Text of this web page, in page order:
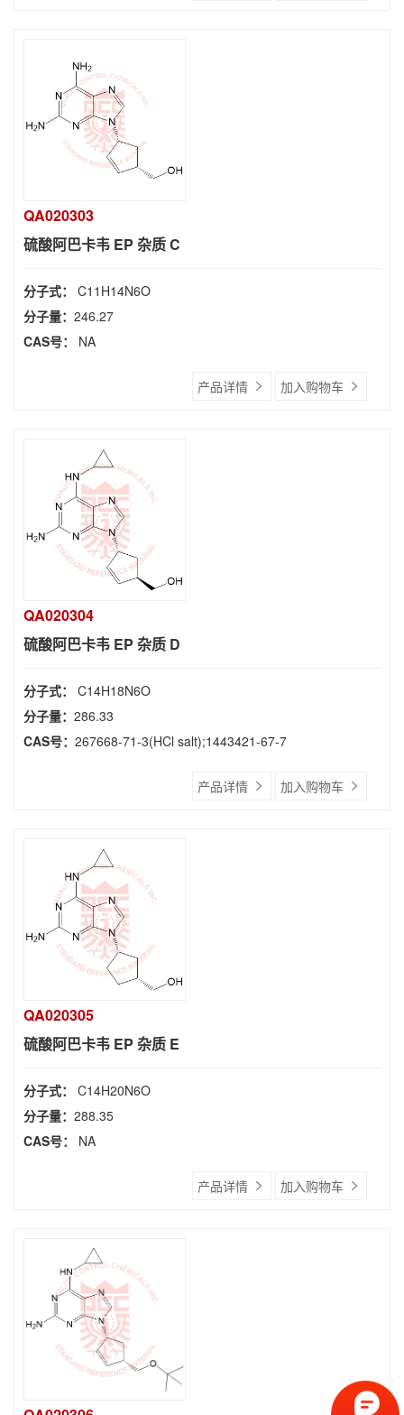
QA020303
硫酸阿巴卡韦 EP 杂质 C
分子式： C11H14N6O
分子量： 246.27
CAS号：
NA
产品详情 加入购物车
QA020304
硫酸阿巴卡韦 EP 杂质 D
分子式： C14H18N6O
分子量： 286.33
CAS号： 267668-71-3(HCl salt);1443421-67-7
产品详情 加入购物车
QA020305
硫酸阿巴卡韦 EP 杂质 E
分子式： C14H20N6O
分子量： 288.35
CAS号：
NA
产品详情 加入购物车